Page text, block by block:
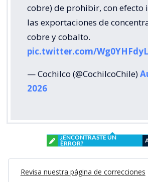
cobre) de prohibir, con efecto
las exportaciones de
cobre y cobalto.
pic.twitter.com/
— Cochilco (@CochilcoChile)
2026
¿ENCONTRASTE UN
ERROR?
Revisa nuestra página de correcciones